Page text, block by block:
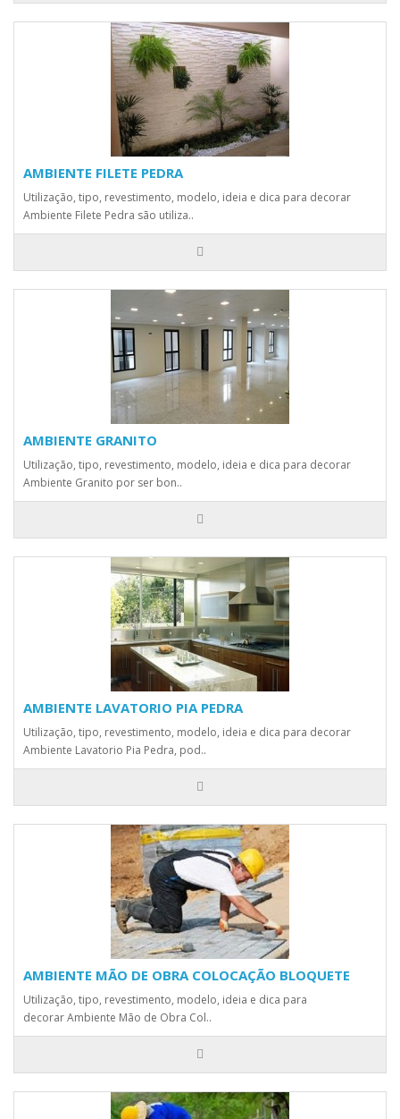
AMBIENTE FILETE PEDRA
Utilização, tipo, revestimento, modelo, ideia e dica para decorar
Ambiente Filete Pedra são utiliza..
AMBIENTE GRANITO
Utilização, tipo, revestimento, modelo, ideia e dica para decorar
Ambiente Granito por ser bon..
AMBIENTE LAVATORIO PIA PEDRA
Utilização, tipo, revestimento, modelo, ideia e dica para decorar
Ambiente Lavatorio Pia Pedra, pod..
AMBIENTE MÃO DE OBRA COLOCAÇÃO BLOQUETE
Utilização, tipo, revestimento, modelo, ideia e dica para
decorar Ambiente Mão de Obra Col..